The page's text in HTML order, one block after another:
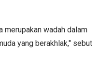
merupakan wadah dalam
yang berakhlak," sebut